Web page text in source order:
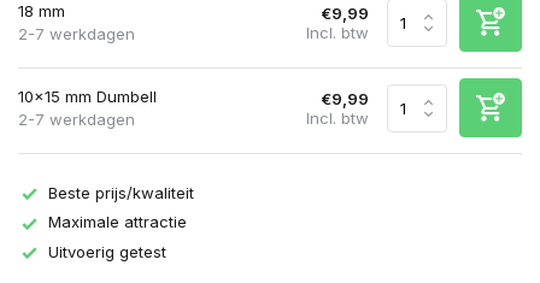
18 mm
2-7 werkdagen
€9,99
Incl. btw
10x15 mm Dumbell
2-7 werkdagen
€9,99
Incl. btw
Beste prijs/kwaliteit
Maximale attractie
Uitvoerig getest